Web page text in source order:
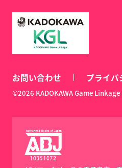
お問い合わせ プライバ
©2026 KADOKAWA Game Linkage